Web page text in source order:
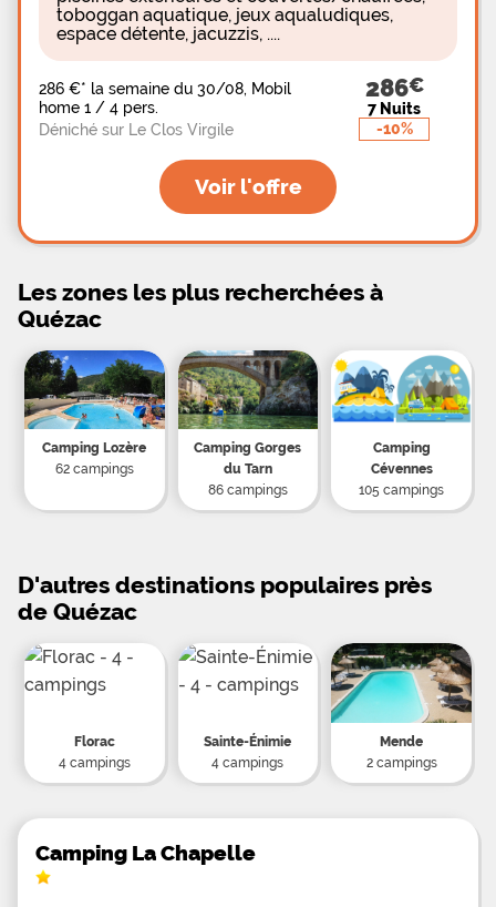
toboggan aquatique, jeux aqualudiques,
espace détente, jacuzzis, ....
286 €* la semaine du 30/08, Mobil
home 1 / 4 pers.
Déniché sur Le Clos Virgile
286
7 Nuits
-10%
Voir l'offre
Les zones les plus recherchées à
Quézac
Camping Lozère
62 campings
Camping Gorges
du Tarn
86 campings
Camping
Cévennes
105 campings
D'autres destinations populaires près
de Quézac
Florac
4 campings
Sainte-Énimie
4 campings
Mende
2 campings
Camping La Chapelle